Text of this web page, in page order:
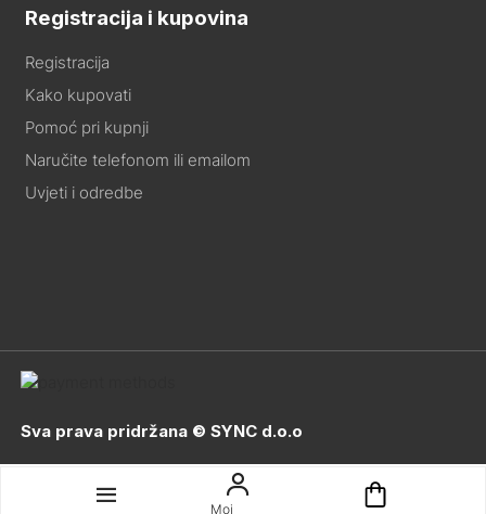
Moj
Registracija i kupovina
Registracija
Kako kupovati
Pomoć pri kupnji
Naručite telefonom ili emailom
Uvjeti i odredbe
Sva prava pridržana © SYNC d.o.o